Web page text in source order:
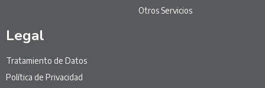
Otros Servicios
Legal
Tratamiento de Datos
Política de Privacidad